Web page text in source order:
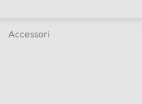
Accessori